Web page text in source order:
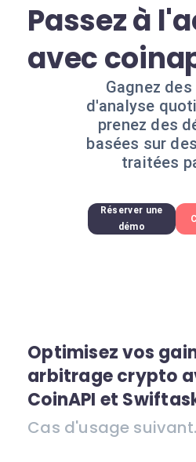
Passez à
avec
Gagnez
d'analyse
prenez des
basées sur
traitées
Réserver une
démo
Optimisez vos
arbitrage crypto
CoinAPI et
Cas d'usage suivant.